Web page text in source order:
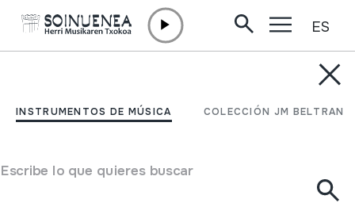
INSTRUMENTOS DE MÚSICA COLECCIÓN JM BELTRAN
Escribe lo que quieres buscar
ES
TRONPA; MOSUGITARRA
Tipo de Instrumento de música
-> Punteados / flexible